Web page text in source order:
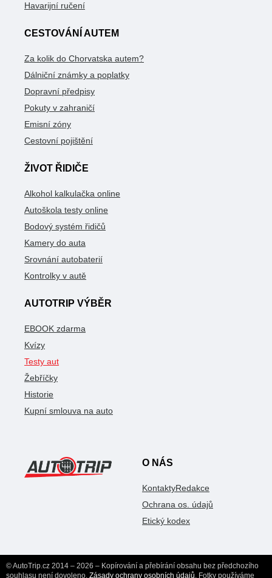
Havarijní ručení
CESTOVÁNÍ AUTEM
Za kolik do Chorvatska autem?
Dálniční známky a poplatky
Dopravní předpisy
Pokuty v zahraničí
Emisní zóny
Cestovní pojištění
ŽIVOT ŘIDIČE
Alkohol kalkulačka online
Autoškola testy online
Bodový systém řidičů
Kamery do auta
Srovnání autobaterií
Kontrolky v autě
AUTOTRIP VÝBĚR
EBOOK zdarma
Kvízy
Testy aut
Žebříčky
Historie
Kupní smlouva na auto
O NÁS
KontaktyRedakce
Ochrana os. údajů
Etický kodex
© AutoTrip.cz 2014 – 2026 – Kopírování a přebírání obsahu bez předchozího
souhlasu není dovoleno. Zásady ochrany osobních údajů. Fotky používáme